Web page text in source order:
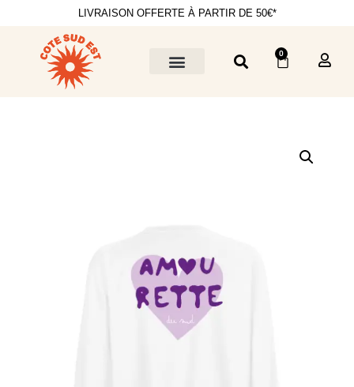
LIVRAISON OFFERTE À PARTIR DE 50€*
0